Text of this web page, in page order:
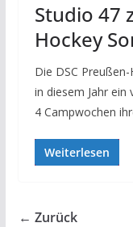
Studio 47
Hockey
Die DSC
in diesem Jahr ein
4 Campwochen
Weiterlesen
← Zurück